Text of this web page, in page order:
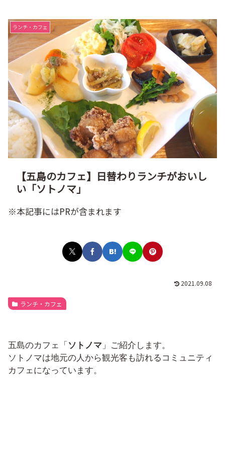
【五島のカフェ】日替わりランチがおいし
い「ソトノマ」
※本記事にはPRが含まれます
ランチ・カフェ
2021.09.08
ランチ・カフェ
五島のカフェ「ソトノマ 」ご紹介します。
ソトノマは地元の人から観光客も訪れるコミュニティ
カフェになっています。